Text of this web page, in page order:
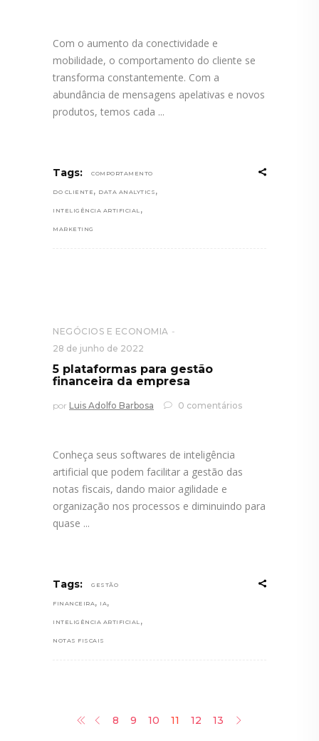
Com o aumento da conectividade e
mobilidade, o comportamento do cliente se
transforma constantemente. Com a
abundância de mensagens apelativas e novos
produtos, temos cada
Tags: COMPORTAMENTO
DO CLIENTE , DATA ANALYTICS ,
INTELIGÊNCIA ARTIFICIAL ,
MARKETING
NEGÓCIOS E ECONOMIA
28 de junho de 2022
5 plataformas para gestão
financeira da empresa
por Luis Adolfo Barbosa 0 comentários
Conheça seus softwares de inteligência
artificial que podem facilitar a gestão das
notas fiscais, dando maior agilidade e
organização nos processos e diminuindo para
quase
Tags: GESTÃO
FINANCEIRA , IA ,
INTELIGÊNCIA ARTIFICIAL ,
NOTAS FISCAIS
8 9 10 11 12 13